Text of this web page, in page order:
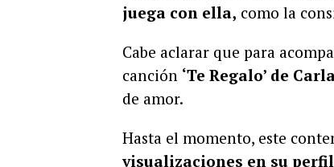
juega con ella, como la
Cabe aclarar que para
canción ‘Te Regalo’ de
de amor.
Hasta el momento, este
visualizaciones en su